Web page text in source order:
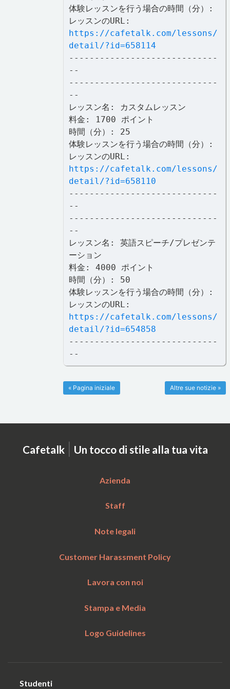
体験レッスンを行う場合の時間（分）:
レッスンのURL:
https://cafetalk.com/lessons/
detail/?id=658114
-----------------------------
--
-----------------------------
--
レッスン名: カスタムレッスン
料金: 1700 ポイント
時間（分）: 25
体験レッスンを行う場合の時間（分）:
レッスンのURL:
https://cafetalk.com/lessons/
detail/?id=658110
-----------------------------
--
-----------------------------
--
レッスン名: 英語スピーチ/プレゼンテ
ーション
料金: 4000 ポイント
時間（分）: 50
体験レッスンを行う場合の時間（分）:
レッスンのURL:
https://cafetalk.com/lessons/
detail/?id=654858
-----------------------------
--
Altre sue notizie »
« Pagina iniziale
Cafetalk | Un tocco di stile alla tua vita
Azienda
Staff
Note legali
Customer Harassment Policy
Lavora con noi
Stampa e Media
Logo Guidelines
Studenti